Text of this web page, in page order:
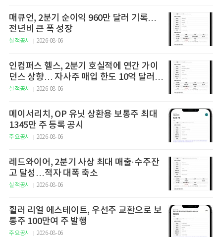
매큐언, 2분기 순이익 960만 달러 기록…
전년비 큰 폭 성장
실적공시 2026-08-06
인컴퍼스 헬스, 2분기 호실적에 연간 가이
던스 상향… 자사주 매입 한도 10억 달러로
확대
실적공시 2026-08-06
메이서리치, OP 유닛 상환용 보통주 최대
1345만 주 등록 공시
주요공시 2026-08-06
레드와이어, 2분기 사상 최대 매출·수주잔
고 달성…적자 대폭 축소
실적공시 2026-08-06
휠러 리얼 에스테이트, 우선주 교환으로 보
통주 100만여 주 발행
주요공시 2026-08-06